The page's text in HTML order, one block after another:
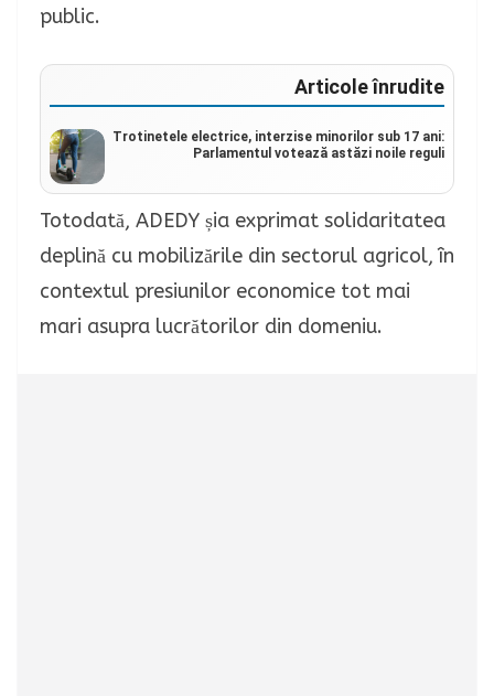
public.
Articole înrudite
Trotinetele electrice, interzise minorilor sub 17 ani:
Parlamentul votează astăzi noile reguli
Totodată, ADEDY șia exprimat solidaritatea
deplină cu mobilizările din sectorul agricol, în
contextul presiunilor economice tot mai
mari asupra lucrătorilor din domeniu.